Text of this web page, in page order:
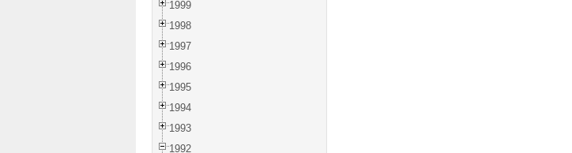
1999
1998
1997
1996
1995
1994
1993
1992